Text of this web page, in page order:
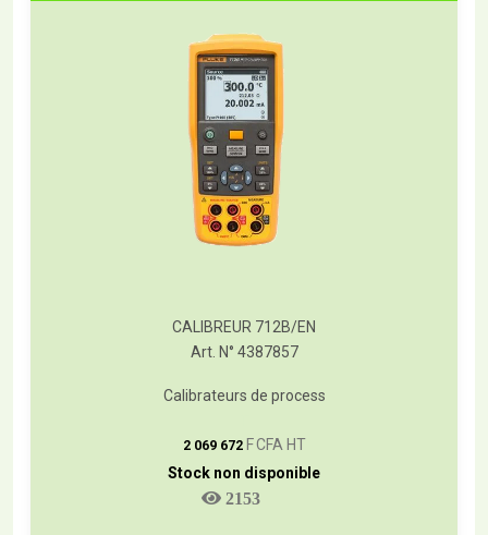
CALIBREUR 712B/EN
Art. N° 4387857
Calibrateurs de process
2 069 672 F CFA HT
Stock non disponible
2153